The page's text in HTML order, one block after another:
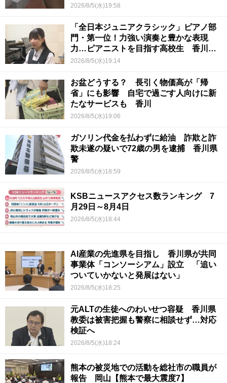
2026/8/5(水)19:58
「全日本ジュニアクラシック」ピアノ部
門・第一位！力強い演奏と豊かな表現
力…ピアニストを目指す高校生 香川
【青春のキセキ】
2026/8/5(水)19:14
お盆どうする？ 長引く物価高が「帰
省」にも影響 自宅で過ごす人向けに新
たなサービスも 香川
2026/8/5(水)19:06
ガソリン代金を払わずに給油 詐欺と詐
欺未遂の疑いで72歳の男を逮捕 香川県
警
2026/8/5(水)18:59
KSBニュースアクセス数ランキング 7
月29日～8月4日
2026/8/5(水)18:44
AI産業の先進県を目指し 香川県が共同
事業体「コンソーシアム」設立 「追い
ついていかないと発展はない」
2026/8/5(水)18:25
元ALTの生徒へのわいせつ容疑 香川県
教委は被害把握も警察に相談せず…対応
検証へ
2026/8/5(水)18:24
熊本の被災地での活動を総社市の職員が
報告 岡山【熊本で最大震度7】